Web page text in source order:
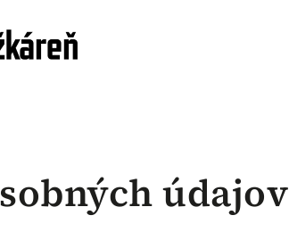
údajov